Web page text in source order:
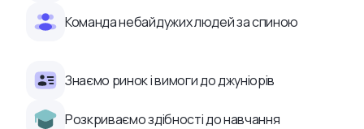
Команда небайдужих людей за спиною
Знаємо ринок і вимоги до джуніорів
Розкриваємо здібності до навчання